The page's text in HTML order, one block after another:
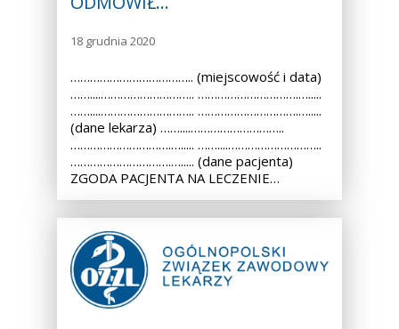
18 grudnia 2020
……………………………….. (miejscowość i data)
……....……………………….. ………………………….….....
……....……………………….. ………………………….….....
(dane lekarza) ……....………………………..
………………………….…..... ……....………………………..
………………………….…..... (dane pacjenta)
ZGODA PACJENTA NA LECZENIE…